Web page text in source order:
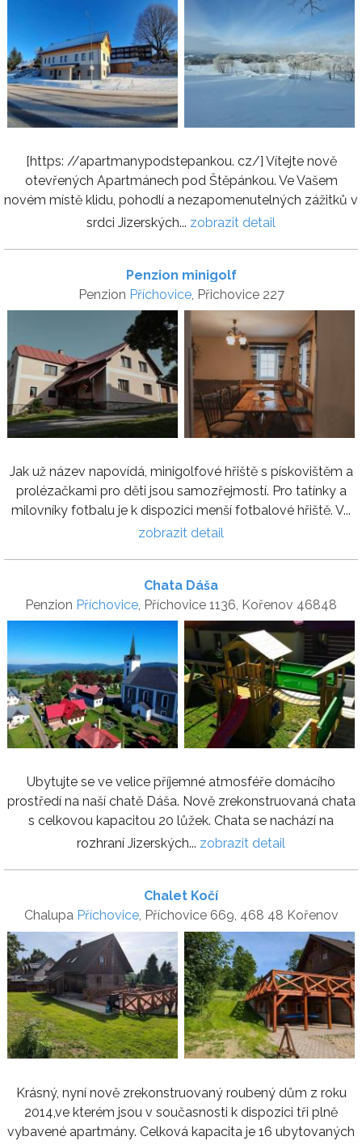
[https: //apartmanypodstepankou. cz/] Vítejte nově
otevřených Apartmánech pod Štěpánkou. Ve Vašem
novém místě klidu, pohodlí a nezapomenutelných zážitků v
srdci Jizerských... zobrazit detail
Penzion minigolf
Penzion Příchovice, Přichovice 227
Jak už název napovídá, minigolfové hřiště s pískovištěm a
prolézačkami pro děti jsou samozřejmostí. Pro tatínky a
milovníky fotbalu je k dispozici menší fotbalové hřiště. V...
zobrazit detail
Chata Dáša
Penzion Příchovice, Příchovice 1136, Kořenov 46848
Ubytujte se ve velice příjemné atmosféře domácího
prostředí na naší chatě Dáša. Nově zrekonstruovaná chata
s celkovou kapacitou 20 lůžek. Chata se nachází na
rozhraní Jizerských... zobrazit detail
Chalet Kočí
Chalupa Příchovice, Příchovice 669, 468 48 Kořenov
Krásný, nyní nově zrekonstruovaný roubený dům z roku
2014,ve kterém jsou v současnosti k dispozici tři plně
vybavené apartmány. Celková kapacita je 16 ubytovaných